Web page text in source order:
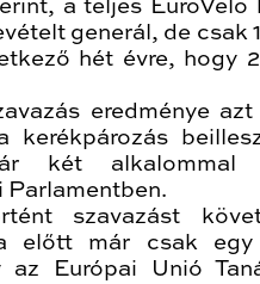
a teljes EuroVelo
generál, de csak
hét évre, hogy
eredménye
kerékpározás
két alkalommal
Parlamentben.
szavazást
előtt már csak
az Európai Unió